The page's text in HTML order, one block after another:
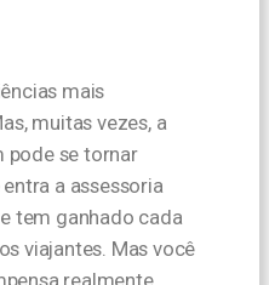
mais
muitas vezes, a
pode se tornar
a assessoria
tem ganhado cada
viajantes. Mas você